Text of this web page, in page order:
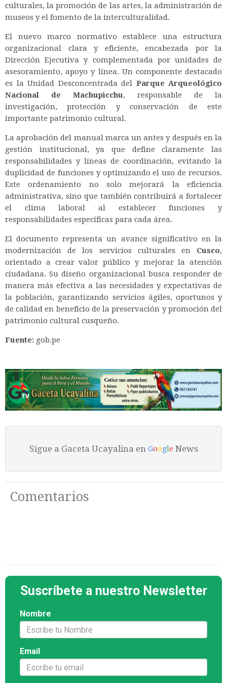
culturales, la promoción de las artes, la administración de
museos y el fomento de la interculturalidad.
El nuevo marco normativo establece una estructura
organizacional clara y eficiente, encabezada por la
Dirección Ejecutiva y complementada por unidades de
asesoramiento, apoyo y línea. Un componente destacado
es la Unidad Desconcentrada del Parque Arqueológico
Nacional de Machupicchu, responsable de la
investigación, protección y conservación de este
importante patrimonio cultural.
La aprobación del manual marca un antes y después en la
gestión institucional, ya que define claramente las
responsabilidades y líneas de coordinación, evitando la
duplicidad de funciones y optimizando el uso de recursos.
Este ordenamiento no solo mejorará la eficiencia
administrativa, sino que también contribuirá a fortalecer
el clima laboral al establecer funciones y
responsabilidades específicas para cada área.
El documento representa un avance significativo en la
modernización de los servicios culturales en Cusco,
orientado a crear valor público y mejorar la atención
ciudadana. Su diseño organizacional busca responder de
manera más efectiva a las necesidades y expectativas de
la población, garantizando servicios ágiles, oportunos y
de calidad en beneficio de la preservación y promoción del
patrimonio cultural cusqueño.
Fuente: gob.pe
Sigue a Gaceta Ucayalina en Google News
Comentarios
Suscríbete a nuestro Newsletter
Nombre
Email